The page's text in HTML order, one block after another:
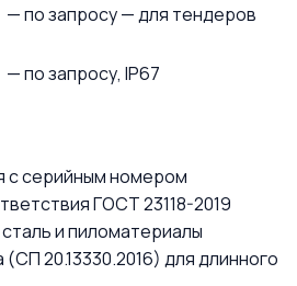
— по запросу — для тендеров
— по запросу, IP67
с серийным номером
ГОСТ 23118-2019
и пиломатериалы
20.13330.2016) для длинного